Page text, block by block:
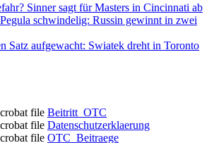
Sinner sagt für Masters in Cincinnati ab
schwindelig: Russin gewinnt in zwei
Satz aufgewacht: Swiatek dreht in Toronto
Beitritt_OTC
Datenschutzerklaerung
OTC_Beitraege